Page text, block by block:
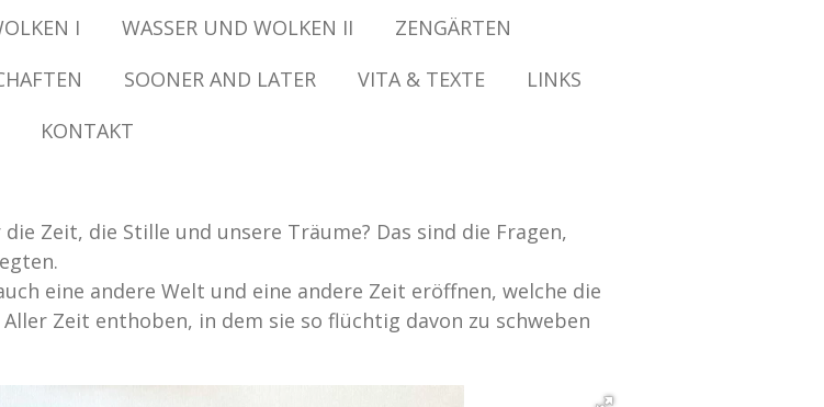
I WASSER UND WOLKEN II
ZENGÄRTEN
SOONER AND LATER VITA & TEXTE
LINKS
KONTAKT
Zeit, die Stille und unsere Träume? Das sind die Fragen,
eine andere Welt und eine andere Zeit eröffnen, welche die
Zeit enthoben, in dem sie so flüchtig davon zu schweben